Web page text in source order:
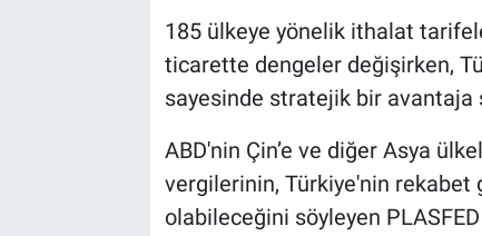
185 ülkeye yönelik ithalat
ticarette dengeler değişirken,
sayesinde stratejik bir avantaja
ABD'nin Çin’e ve diğer Asya
vergilerinin, Türkiye'nin rekabet
olabileceğini söyleyen